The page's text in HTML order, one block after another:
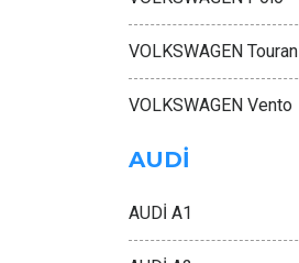
VOLKSWAGEN Touran
VOLKSWAGEN Vento
AUDİ
AUDİ A1